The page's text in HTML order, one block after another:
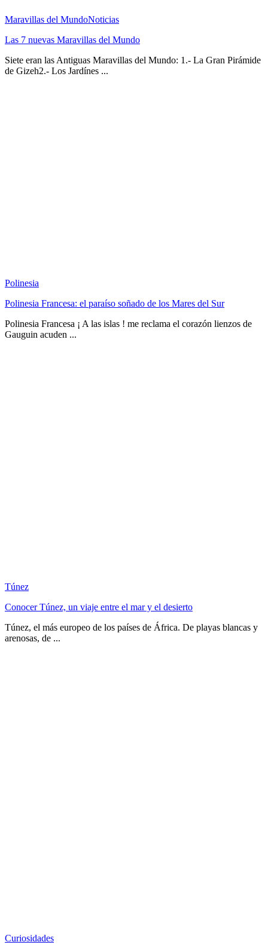
Maravillas del MundoNoticias
Las 7 nuevas Maravillas del Mundo
Siete eran las Antiguas Maravillas del Mundo: 1.- La Gran Pirámide
de Gizeh2.- Los Jardínes ...
Polinesia
Polinesia Francesa: el paraíso soñado de los Mares del Sur
Polinesia Francesa ¡ A las islas ! me reclama el corazón lienzos de
Gauguin acuden ...
Túnez
Conocer Túnez, un viaje entre el mar y el desierto
Túnez, el más europeo de los países de África. De playas blancas y
arenosas, de ...
Curiosidades